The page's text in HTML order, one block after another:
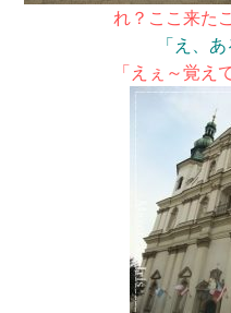
れ？ここ来た
「え、
「えぇ～覚え